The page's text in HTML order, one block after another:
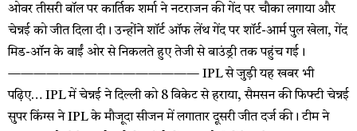
ओवर तीसरी बॉल पर कार्तिक शर्मा ने नटराजन की गेंद पर चौका लगाया और
चेन्नई को जीत दिला दी। उन्होंने शॉर्ट ऑफ लेंथ गेंद पर शॉर्ट-आर्म पुल खेला, गेंद
मिड-ऑन के बाईं ओर से निकलते हुए तेजी से बाउंड्री तक पहुंच गई।
——————————————— IPL से जुड़ी यह खबर भी
पढ़िए… IPL में चेन्नई ने दिल्ली को 8 विकेट से हराया, सैमसन की फिफ्टी चेन्नई
सुपर किंग्स ने IPL के मौजूदा सीजन में लगातार दूसरी जीत दर्ज की। टीम ने